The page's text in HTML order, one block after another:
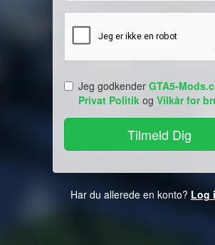
Jeg godkender GTA5-
Privat Politik og Vilkår for
Har du allerede en konto? Log